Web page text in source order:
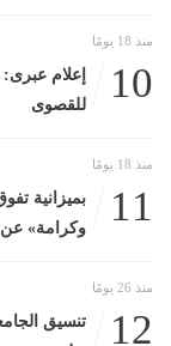
منذ 18 يومًا
10
إعلام
للقصوى
منذ 18 يومًا
11
وكرامة» عن شهر...
منذ 26 يومًا
12